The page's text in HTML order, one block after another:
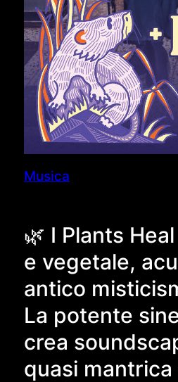
Musica
🌿 I Plants
e vegetale,
antico
La potente
crea
quasi